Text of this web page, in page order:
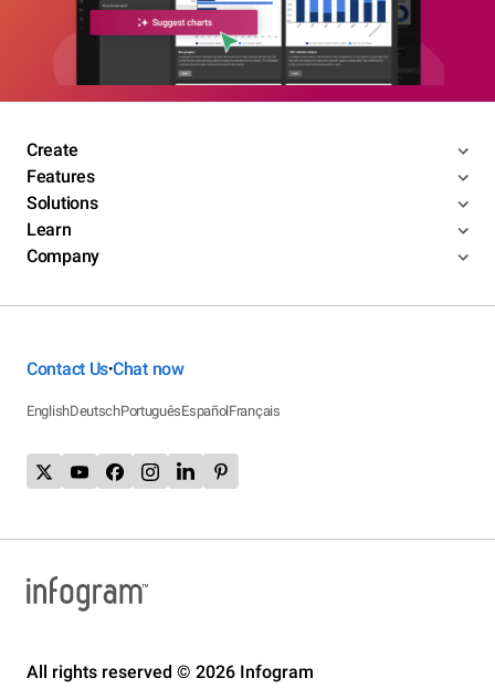
Create
Features
Solutions
Learn
Company
Contact Us•Chat now
EnglishDeutschPortuguêsEspañolFrançais
All rights reserved © 2026 Infogram